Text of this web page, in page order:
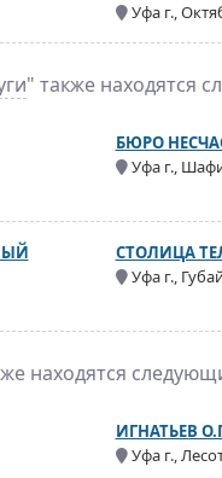
Уфа г.,
" также находятся
БЮРО
Уфа г.,
СТОЛИЦА
Уфа г.,
находятся
ИГНАТЬЕВ
Уфа г.,